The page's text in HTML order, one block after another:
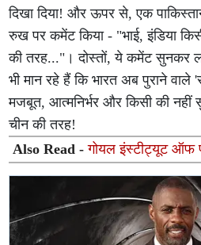
दिखा दिया! और ऊपर से, एक
रुख पर कमेंट किया - "भाई, इंडिया
की तरह..."। दोस्तों, ये कमेंट सुनकर
भी मान रहे हैं कि भारत अब पुराने वाले
मजबूत, आत्मनिर्भर और किसी की नहीं
चीन की तरह!
Also Read -गोयल इंस्टीट्यूट ऑफ
नशा मुक्ति जागरूकता अभियान